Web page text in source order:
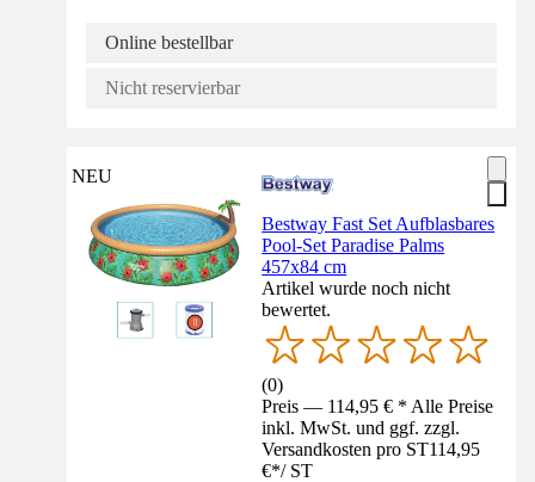
Online bestellbar
Nicht reservierbar
NEU
Bestway Fast Set Aufblasbares
Pool-Set Paradise Palms
457x84 cm
Artikel wurde noch nicht
bewertet.
(0)
Preis — 114,95 € * Alle Preise
inkl. MwSt. und ggf. zzgl.
Versandkosten pro ST114,95
€*/ ST